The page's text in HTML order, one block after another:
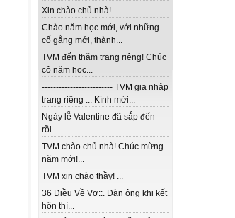
Xin chào chủ nhà! ...
Chào năm học mới, với những
cố gắng mới, thành...
TVM đến thăm trang riêng! Chúc
cô năm học...
------------------------- TVM gia nhập
trang riêng ... Kính mời...
Ngày lễ Valentine đã sắp đến
rồi....
TVM chào chủ nhà! Chúc mừng
năm mới!...
TVM xin chào thầy! ...
36 Điều Về Vợ::. Đàn ông khi kết
hôn thì...